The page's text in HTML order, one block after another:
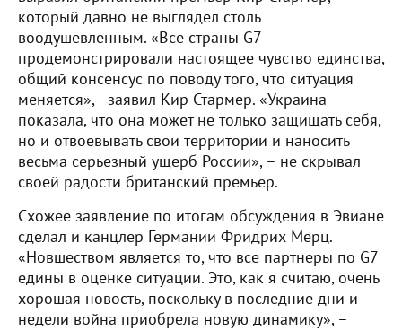
который давно не выглядел столь
воодушевленным. «Все страны G7
продемонстрировали настоящее чувство единства,
общий консенсус по поводу того, что ситуация
меняется»,– заявил Кир Стармер. «Украина
показала, что она может не только защищать себя,
но и отвоевывать свои территории и наносить
весьма серьезный ущерб России», – не скрывал
своей радости британский премьер.
Схожее заявление по итогам обсуждения в Эвиане
сделал и канцлер Германии Фридрих Мерц.
«Новшеством является то, что все партнеры по G7
едины в оценке ситуации. Это, как я считаю, очень
хорошая новость, поскольку в последние дни и
недели война приобрела новую динамику», –